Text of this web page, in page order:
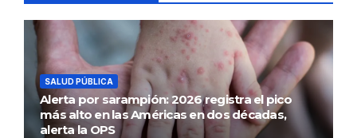
SALUD PÚBLICA
Alerta por sarampión: 2026 registra el pico
más alto en las Américas en dos décadas,
alerta la OPS